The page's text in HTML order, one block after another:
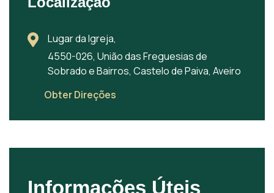
Lugar da Igreja,
4550-026, União das Freguesias de
Sobrado e Bairros, Castelo de Paiva, Aveiro
Obter Direções
Informações Úteis